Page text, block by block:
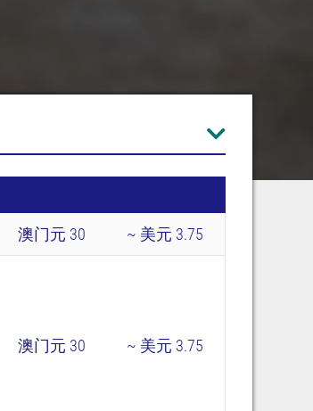
澳门元 30 ~ 美元 3.75
澳门元 30 ~ 美元 3.75